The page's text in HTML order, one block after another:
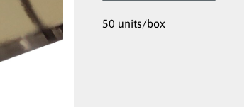
50 units/box